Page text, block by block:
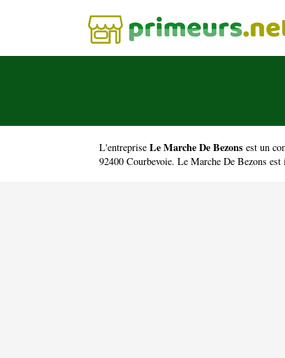
L'entreprise Le Marche De Bezons est un
92400 Courbevoie. Le Marche De Bezons